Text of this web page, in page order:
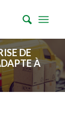
DE
À